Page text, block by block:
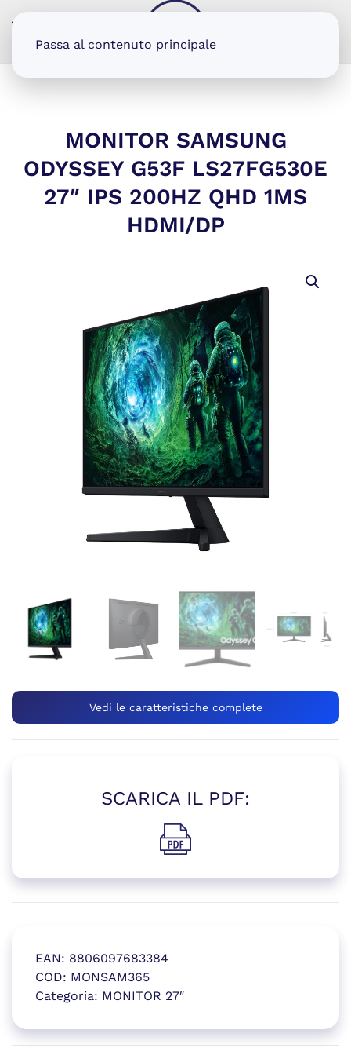
Passa al contenuto principale
MONITOR SAMSUNG
ODYSSEY G53F LS27FG530E
27″ IPS 200HZ QHD 1MS
HDMI/DP
Vedi le caratteristiche complete
EAN: 8806097683384
COD: MONSAM365
Categoria: MONITOR 27″
(si apre in una nuova
SCARICA IL PDF:
(si apre in una nuova